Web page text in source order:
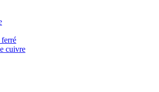
cuivre